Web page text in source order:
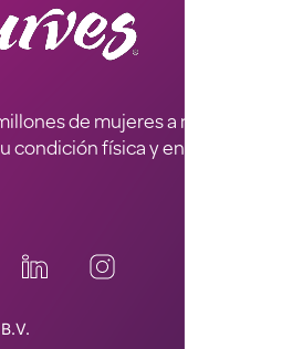
de mujeres a mejorar
condición física y en la